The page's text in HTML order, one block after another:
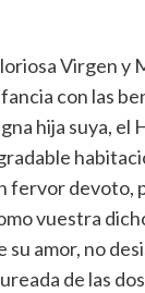
Virgen y
con las
hija suya, el
fervor devoto,
vuestra d
su amor, no
de las